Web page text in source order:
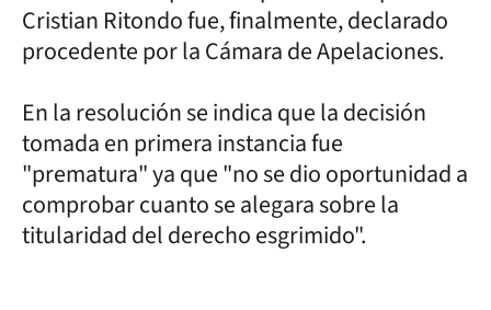
Cristian Ritondo fue, finalmente, declarado
procedente por la Cámara de Apelaciones.
En la resolución se indica que la decisión
tomada en primera instancia fue
"prematura" ya que "no se dio oportunidad a
comprobar cuanto se alegara sobre la
titularidad del derecho esgrimido".